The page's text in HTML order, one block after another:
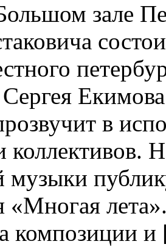
зале
в
коллективов.
музыки
«Многая
композиции